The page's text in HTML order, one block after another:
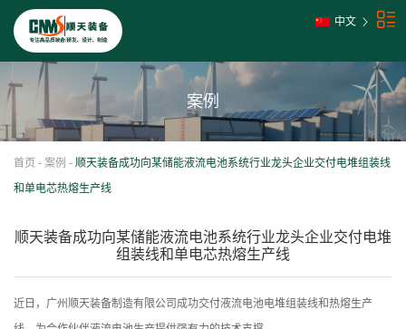
中文
案例
首页 - 案例 - 顺天装备成功向某储能液流电池系统行业龙头企业交付电堆组装线
和单电芯热熔生产线
顺天装备成功向某储能液流电池系统行业龙头企业交付电堆
组装线和单电芯热熔生产线
近日，广州顺天装备制造有限公司成功交付液流电池电堆组装线和热熔生产